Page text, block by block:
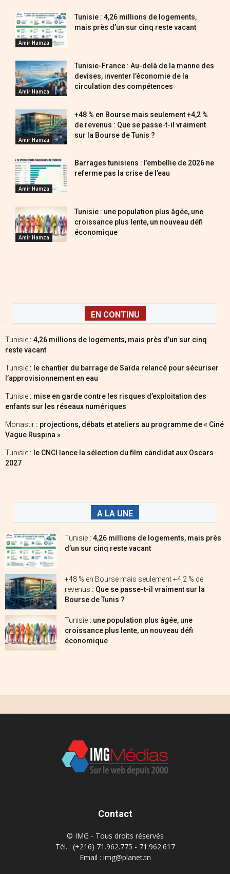
Amir Hamza
Tunisie : 4,26 millions de logements,
mais près d’un sur cinq reste vacant
Amir Hamza
Tunisie-France : Au-delà de la manne des
devises, inventer l’économie de la
circulation des compétences
Amir Hamza
+48 % en Bourse mais seulement +4,2 %
de revenus : Que se passe-t-il vraiment
sur la Bourse de Tunis ?
Amir Hamza
Barrages tunisiens : l’embellie de 2026 ne
referme pas la crise de l’eau
Amir Hamza
Tunisie : une population plus âgée, une
croissance plus lente, un nouveau défi
économique
EN CONTINU
Tunisie : 4,26 millions de logements, mais près d’un sur cinq
reste vacant
Tunisie : le chantier du barrage de Saïda relancé pour sécuriser
l’approvisionnement en eau
Tunisie : mise en garde contre les risques d’exploitation des
enfants sur les réseaux numériques
Monastir : projections, débats et ateliers au programme de « Ciné
Vague Ruspina »
Tunisie : le CNCI lance la sélection du film candidat aux Oscars
2027
A LA UNE
Tunisie : 4,26 millions de logements, mais près
d’un sur cinq reste vacant
+48 % en Bourse mais seulement +4,2 % de
revenus : Que se passe-t-il vraiment sur la
Bourse de Tunis ?
Tunisie : une population plus âgée, une
croissance plus lente, un nouveau défi
économique
Contact
© IMG - Tous droits réservés
Tél. : (+216) 71.962.775 - 71.962.617
Email : img@planet.tn